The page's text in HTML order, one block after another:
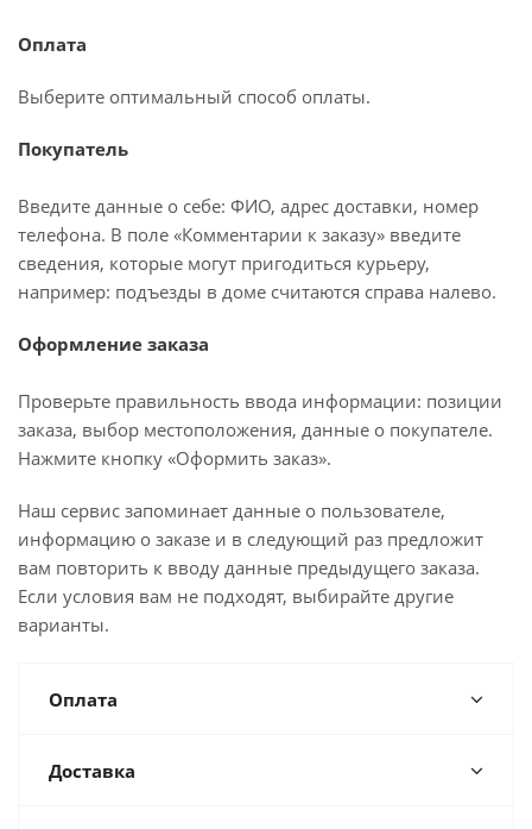
Оплата
Выберите оптимальный способ оплаты.
Покупатель
Введите данные о себе: ФИО, адрес доставки, номер
телефона. В поле «Комментарии к заказу» введите
сведения, которые могут пригодиться курьеру,
например: подъезды в доме считаются справа налево.
Оформление заказа
Проверьте правильность ввода информации: позиции
заказа, выбор местоположения, данные о покупателе.
Нажмите кнопку «Оформить заказ».
Наш сервис запоминает данные о пользователе,
информацию о заказе и в следующий раз предложит
вам повторить к вводу данные предыдущего заказа.
Если условия вам не подходят, выбирайте другие
варианты.
Оплата
Доставка